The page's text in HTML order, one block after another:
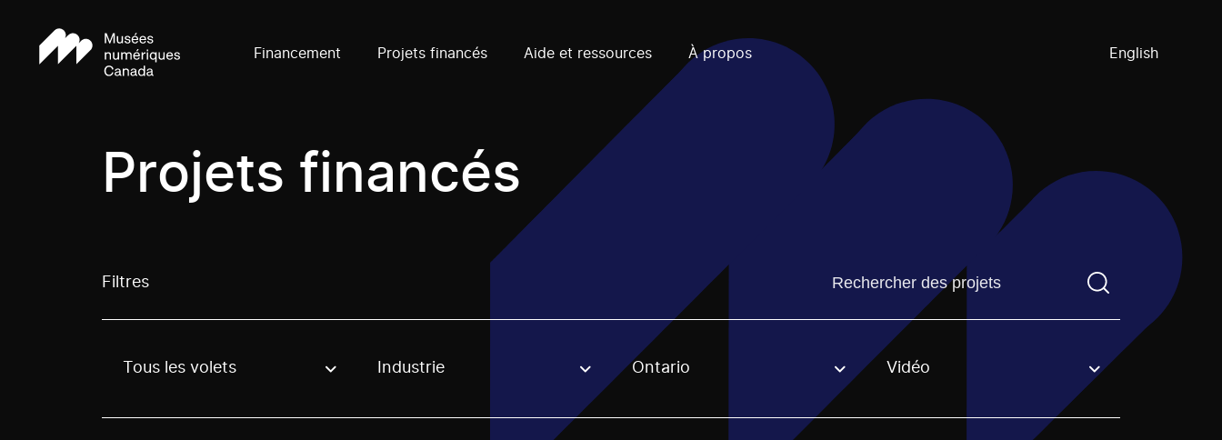
Financement Projets financés Aide et ressources À propos English
Projets financés
Filtres Trouvez un projetVous devez saisir un terme de
Use these options to filter projects by topic, stream or regon. The filter will be applied when selecting an option.
Tous les volets Industrie Ontario Vidéo